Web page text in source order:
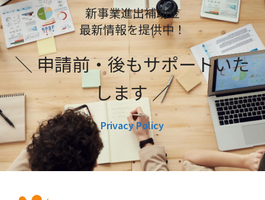
新事業進出補助金
最新情報を提供中！
＼ 申請前・後もサポートいた
します ／
Privacy Policy